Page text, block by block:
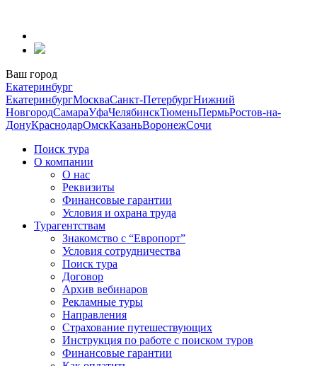
содержанию
Ваш город
Екатеринбург
ЕкатеринбургМоскваСанкт-ПетербургНижний
НовгородСамараУфаЧелябинскТюменьПермьРостов-на-
ДонуКраснодарОмскКазаньВоронежСочи
Поиск тура
О компании
О нас
Реквизиты
Финансовые гарантии
Условия и охрана труда
Турагентствам
Знакомство с “Европорт”
Условия сотрудничества
Поиск тура
Договор
Архив вебинаров
Рекламные туры
Направления
Страхование путешествующих
Инструкция по работе с поиском туров
Финансовые гарантии